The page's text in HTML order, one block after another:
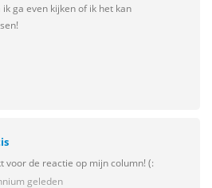
ik ga even kijken of ik het kan
voor de reactie op mijn column! (:
geleden